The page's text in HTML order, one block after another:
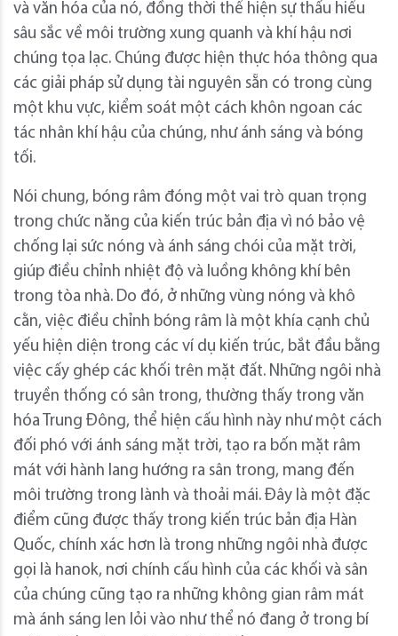
và văn hóa của nó, đồng thời thể hiện sự thấu hiểu
sâu sắc về môi trường xung quanh và khí hậu nơi
chúng tọa lạc. Chúng được hiện thực hóa thông qua
các giải pháp sử dụng tài nguyên sẵn có trong cùng
một khu vực, kiểm soát một cách khôn ngoan các
tác nhân khí hậu của chúng, như ánh sáng và bóng
tối.
Nói chung, bóng râm đóng một vai trò quan trọng
trong chức năng của kiến ​​trúc bản địa vì nó bảo vệ
chống lại sức nóng và ánh sáng chói của mặt trời,
giúp điều chỉnh nhiệt độ và luồng không khí bên
trong tòa nhà. Do đó, ở những vùng nóng và khô
cằn, việc điều chỉnh bóng râm là một khía cạnh chủ
yếu hiện diện trong các ví dụ kiến ​​trúc, bắt đầu bằng
việc cấy ghép các khối trên mặt đất. Những ngôi nhà
truyền thống có sân trong, thường thấy trong văn
hóa Trung Đông, thể hiện cấu hình này như một cách
đối phó với ánh sáng mặt trời, tạo ra bốn mặt râm
mát với hành lang hướng ra sân trong, mang đến
môi trường trong lành và thoải mái. Đây là một đặc
điểm cũng được thấy trong kiến ​​trúc bản địa Hàn
Quốc, chính xác hơn là trong những ngôi nhà được
gọi là hanok, nơi chính cấu hình của các khối và sân
của chúng cũng tạo ra những không gian râm mát
mà ánh sáng len lỏi vào như thể nó đang ở trong bí